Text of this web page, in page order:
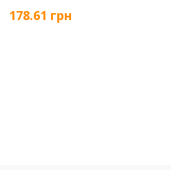
178.61 грн